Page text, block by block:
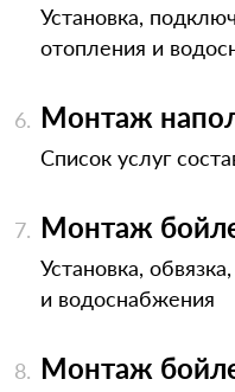
Установка,
отопления и
Монтаж
Список услуг
Монтаж
Установка,
и водоснабжения
Монтаж